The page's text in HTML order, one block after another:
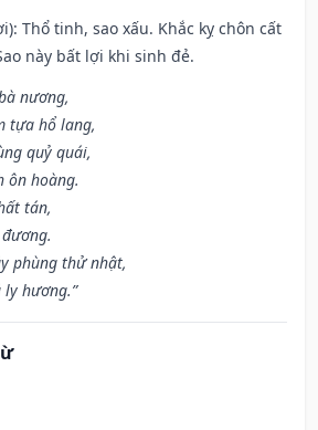
Thổ tinh, sao xấu. Khắc kỵ chôn cất
này bất lợi khi sinh đẻ.
nương,
tựa hổ lang,
quỷ quái,
ôn hoàng.
tán,
phùng thử nhật,
ly hương.”